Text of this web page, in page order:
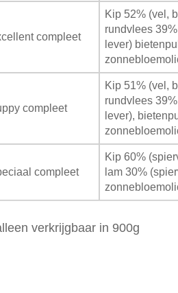
compleet
Kip 52% (vel,
rundvlees
lever)
compleet
Kip 51% (vel,
rundvlees
lever),
compleet
Kip 60%
lam 30%
verkrijgbaar in 900g